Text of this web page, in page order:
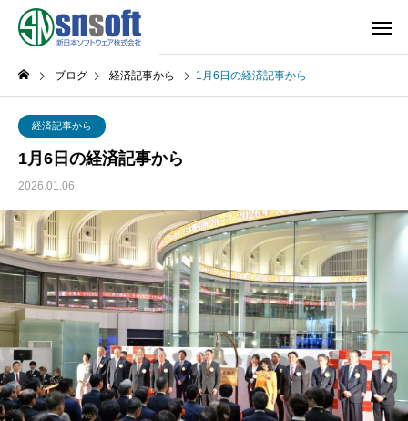
ブログ 経済記事から 1月6日の経済記事から
経済記事から
1月6日の経済記事から
2026.01.06